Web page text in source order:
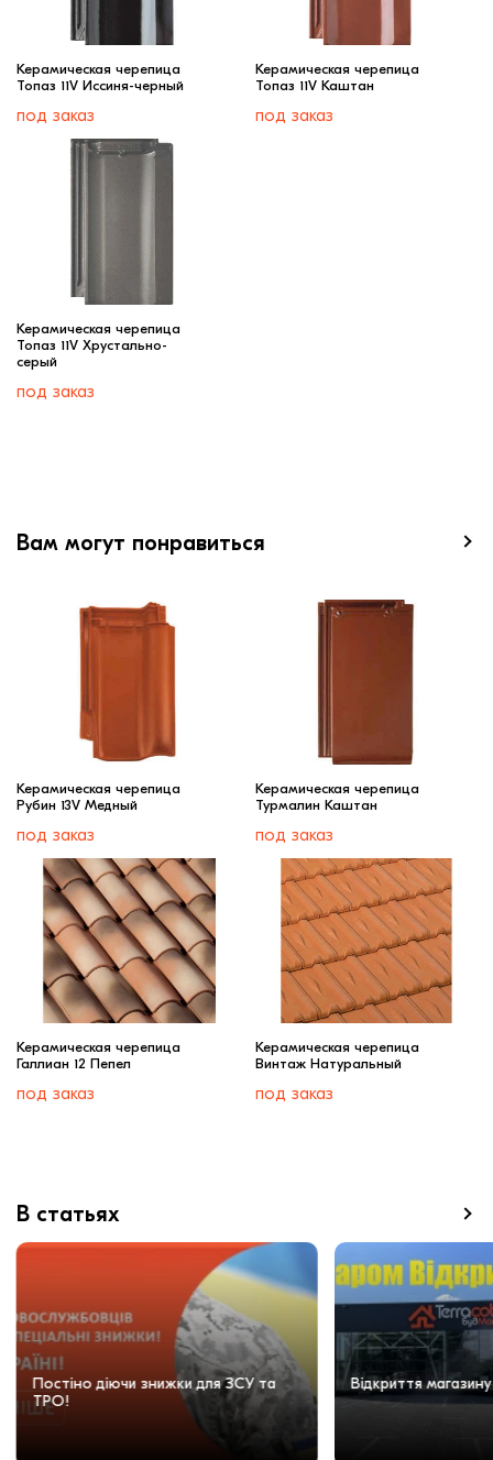
Керамическая черепица
Топаз 11V Иссиня-черный
под заказ
Керамическая черепица
Топаз 11V Каштан
под заказ
Керамическая черепица
Топаз 11V Хрустально-
серый
под заказ
Вам могут понравиться
Керамическая черепица
Рубин 13V Медный
под заказ
Керамическая черепица
Турмалин Каштан
под заказ
Керамическая черепица
Галлиан 12 Пепел
под заказ
Керамическая черепица
Винтаж Натуральный
под заказ
В статьях
Постіно діючи знижки для ЗСУ та
ТРО!
Відкриття магазину